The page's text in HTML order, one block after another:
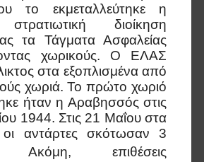
το εκμεταλλεύτηκε η
διοίκηση
τα Τάγματα Ασφαλείας
χωρικούς. Ο ΕΛΑΣ
στα εξοπλισμένα από
χωριά. Το πρώτο χωριό
ήταν η Αραβησσός στις
1944. Στις 21 Μαΐου στα
οι αντάρτες σκότωσαν 3
επιθέσεις